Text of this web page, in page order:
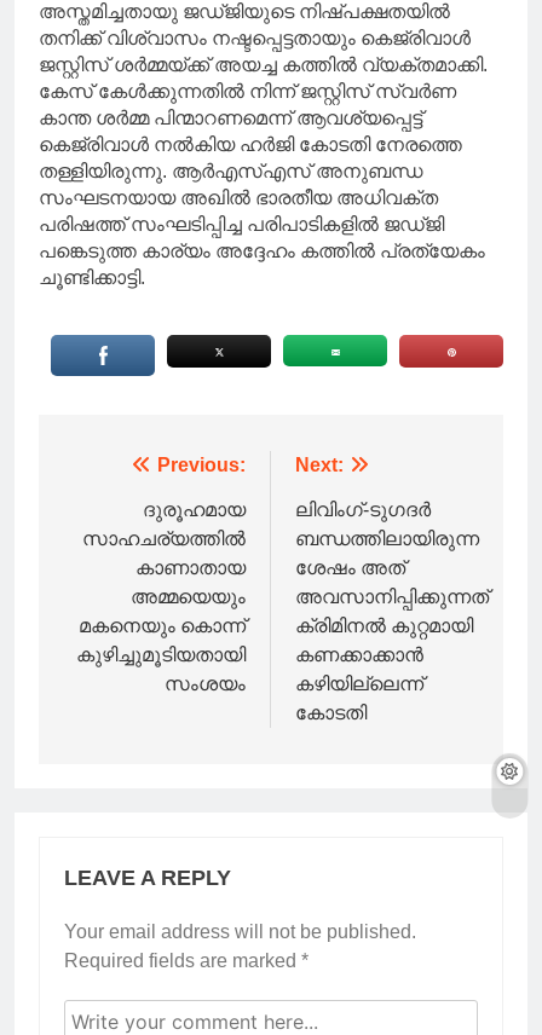
അസ്തമിച്ചതായു ജഡ്ജിയുടെ നിഷ്പക്ഷതയിൽ
തനിക്ക് വിശ്വാസം നഷ്ടപ്പെട്ടതായും കെജ്‌രിവാൾ
ജസ്റ്റിസ് ശർമ്മയ്ക്ക് അയച്ച കത്തിൽ വ്യക്തമാക്കി.
കേസ് കേൾക്കുന്നതിൽ നിന്ന് ജസ്റ്റിസ് സ്വർണ
കാന്ത ശർമ്മ പിന്മാറണമെന്ന് ആവശ്യപ്പെട്ട്
കെജ്‌രിവാൾ നൽകിയ ഹർജി കോടതി നേരത്തെ
തള്ളിയിരുന്നു. ആർഎസ്എസ് അനുബന്ധ
സംഘടനയായ അഖിൽ ഭാരതീയ അധിവക്ത
പരിഷത്ത് സംഘടിപ്പിച്ച പരിപാടികളിൽ ജഡ്ജി
പങ്കെടുത്ത കാര്യം അദ്ദേഹം കത്തിൽ പ്രത്യേകം
ചൂണ്ടിക്കാട്ടി.
navigation
Previous:
ദുരൂഹമായ
സാഹചര്യത്തിൽ
കാണാതായ
അമ്മയെയും
മകനെയും കൊന്ന്
കുഴിച്ചുമൂടിയതായി
സംശയം
Next:
ലിവിംഗ്-ടുഗദർ
ബന്ധത്തിലായിരുന്ന
ശേഷം അത്
അവസാനിപ്പിക്കുന്നത്
ക്രിമിനൽ കുറ്റമായി
കണക്കാക്കാൻ
കഴിയില്ലെന്ന്
കോടതി
LEAVE A REPLY
Your email address will not be published.
Required fields are marked *